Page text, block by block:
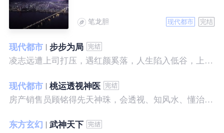
笔龙胆 现代都市 完结
现代都市
步步为局
凌志远遭上司打压，遇红颜奚落，人生陷入低谷，上帝在关上一扇门的同时，势必会留下一扇窗，面对稍纵即逝的机会，他果断出手了……
现代都市
桃运透视神医
房产销售员顾铭得先天神珠，会透视、知风水、懂治病、有神通，开始逆袭人生。
东方玄幻
武神天下